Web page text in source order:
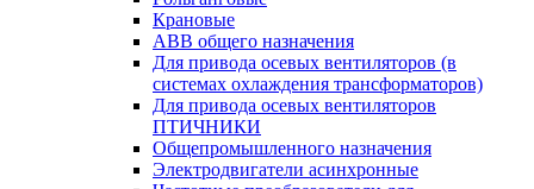
Крановые
АВВ общего назначения
Для привода осевых вентиляторов (в
системах охлаждения трансформаторов)
Для привода осевых вентиляторов
ПТИЧНИКИ
Общепромышленного назначения
Электродвигатели асинхронные